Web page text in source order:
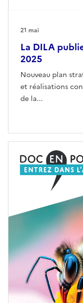
La DILA
2025
Nouveau plan
et réalisations
de la...
21 mai